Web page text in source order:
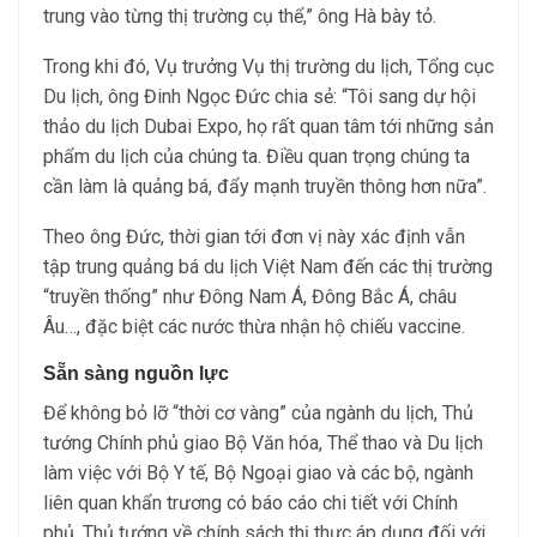
trung vào từng thị trường cụ thể,” ông Hà bày tỏ.
Trong khi đó, Vụ trưởng Vụ thị trường du lịch, Tổng cục
Du lịch, ông Đinh Ngọc Đức chia sẻ: “Tôi sang dự hội
thảo du lịch Dubai Expo, họ rất quan tâm tới những sản
phẩm du lịch của chúng ta. Điều quan trọng chúng ta
cần làm là quảng bá, đẩy mạnh truyền thông hơn nữa”.
Theo ông Đức, thời gian tới đơn vị này xác định vẫn
tập trung quảng bá du lịch Việt Nam đến các thị trường
“truyền thống” như Đông Nam Á, Đông Bắc Á, châu
Âu…, đặc biệt các nước thừa nhận hộ chiếu vaccine.
Sẵn sàng nguồn lực
Để không bỏ lỡ “thời cơ vàng” của ngành du lịch, Thủ
tướng Chính phủ giao Bộ Văn hóa, Thể thao và Du lịch
làm việc với Bộ Y tế, Bộ Ngoại giao và các bộ, ngành
liên quan khẩn trương có báo cáo chi tiết với Chính
phủ, Thủ tướng về chính sách thị thực áp dụng đối với